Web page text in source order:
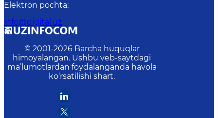
Elektron pochta:
info@digital.uz
© 2001-2026 Barcha huquqlar
himoyalangan. Ushbu veb-saytdagi
ma’lumotlardan foydalanganda havola
ko‘rsatilishi shart.